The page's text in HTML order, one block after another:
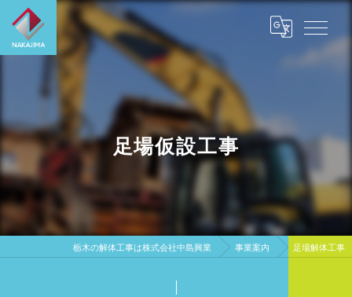
足場仮設工事
栃木の解体工事は株式会社中島興業 事業案内 足場解体工事